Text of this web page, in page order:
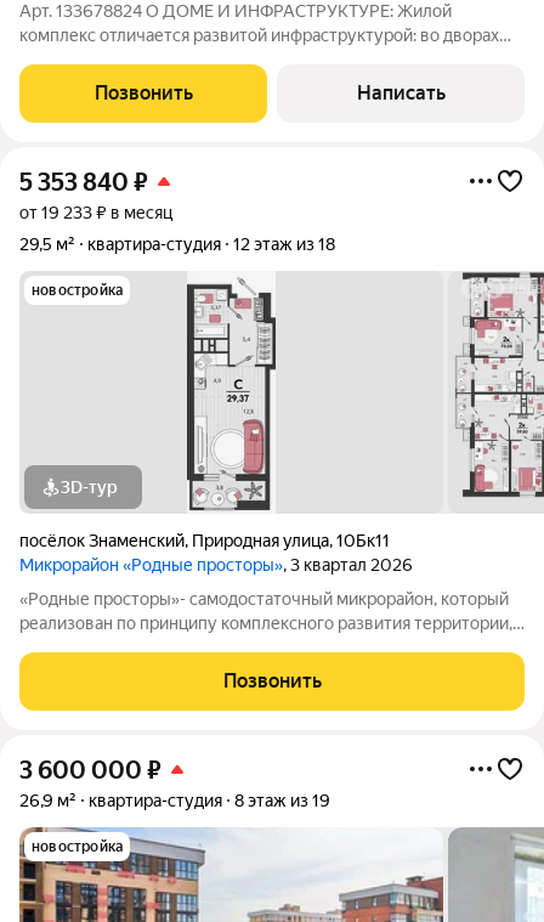
Арт. 133678824 О ДОМЕ И ИНФРАСТРУКТУРЕ: Жилой
комплекс отличается развитой инфраструктурой: во дворах
занятий на тренажерах футбольное, баскетбольное,
волейбольное поля и теннисный корт. В шаговой
Позвонить Написать
5 353 840 ₽
от 19 233 ₽ в месяц
29,5 м²
квартира-студия 12 этаж из 18
новостройка
3D-тур
посёлок Знаменский, Природная улица,10Бк11
Микрорайон «Родные просторы», 3 квартал 2026
«Родные просторы»- самодостаточный микрорайон, который
реализован по принципу комплексного развития территории,
территории 41 га 29 домов от 9 до 24 этажей, уютные дворы со
спортивными и игровыми
Позвонить
3 600 000 ₽
26,9 м² квартира-студия 8 этаж из 19
новостройка